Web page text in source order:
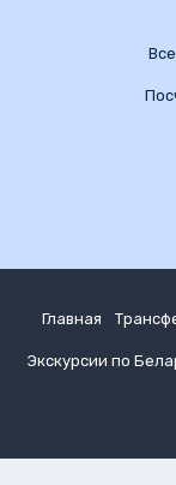
Главная
Экскурсии по